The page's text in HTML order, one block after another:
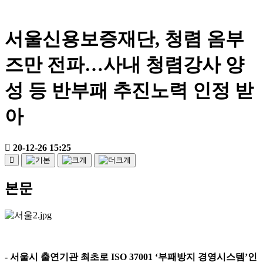
서울신용보증재단, 청렴 옴부
즈만 전파…사내 청렴강사 양
성 등 반부패 추진노력 인정 받
아
20-12-26 15:25
본문
- 서울시 출연기관 최초로 ISO 37001 ‘부패방지 경영시스템 ’인